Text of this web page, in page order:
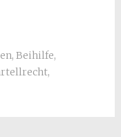
, Beihilfe,
,